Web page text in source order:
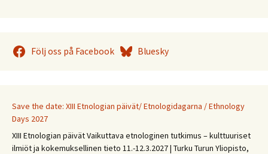
Följ oss på Facebook Bluesky
Save the date: XIII Etnologian päivät/ Etnologidagarna / Ethnology
Days 2027
XIII Etnologian päivät Vaikuttava etnologinen tutkimus – kulttuuriset
ilmiöt ja kokemuksellinen tieto 11.-12.3.2027 | Turku Turun Yliopisto,